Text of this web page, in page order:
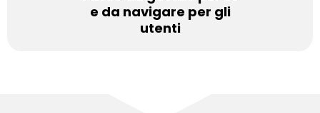
e da navigare per gli
utenti